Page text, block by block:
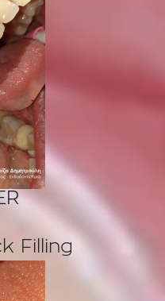
Filling